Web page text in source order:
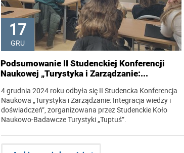
17
GRU
Podsumowanie II Studenckiej Konferencji
Naukowej „Turystyka i Zarządzanie:...
4 grudnia 2024 roku odbyła się II Studencka Konferencja
Naukowa „Turystyka i Zarządzanie: Integracja wiedzy i
doświadczeń”, zorganizowana przez Studenckie Koło
Naukowo-Badawcze Turystyki „Tuptuś”.